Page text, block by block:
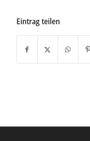
Eintrag teilen